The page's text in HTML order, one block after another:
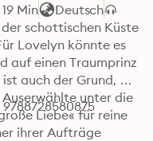
19 Min Deutsch
schottischen Küste
Lovelyn könnte es
auf einen Traumprinz
auch der Grund,
unter die
Liebe« für reine
ihrer Aufträge